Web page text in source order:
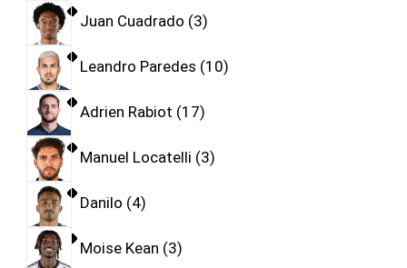
Juan Cuadrado 3
Leandro Paredes 10
Adrien Rabiot 17
Manuel Locatelli 3
Danilo 4
Moise Kean 3